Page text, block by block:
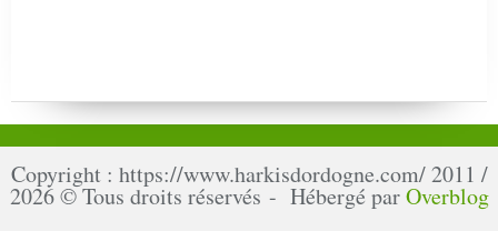
Copyright : https://www.harkisdordogne.com/ 2011 /
2026 © Tous droits réservés - Hébergé parOverblog